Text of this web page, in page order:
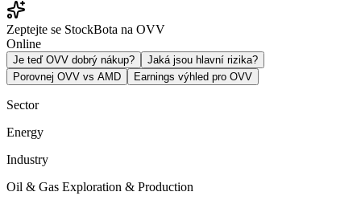
Zeptejte se StockBota na OVV
Online
Je teď OVV dobrý nákup?
Jaká jsou hlavní rizika?
Porovnej OVV vs AMD
Earnings výhled pro OVV
Sector
Energy
Industry
Oil & Gas Exploration & Production